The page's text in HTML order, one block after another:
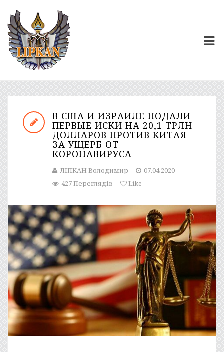
В США И ИЗРАИЛЕ ПОДАЛИ
ПЕРВЫЕ ИСКИ НА 20,1 ТРЛН
ДОЛЛАРОВ ПРОТИВ КИТАЯ
ЗА УЩЕРБ ОТ
КОРОНАВИРУСА
ЛІПКАН Володимир
07.04.2020
427 Переглядів
Like